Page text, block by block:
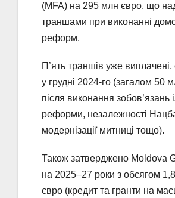
(MFA) на 295 млн євро, що
траншами при виконанні
реформ.
П’ять траншів уже виплачені,
у грудні 2024-го (загалом 50
після виконання зобов’язань
реформи, незалежності
модернізації митниці тощо).
Також затверджено Moldova
на 2025–27 роки з обсягом
євро (кредит та гранти на